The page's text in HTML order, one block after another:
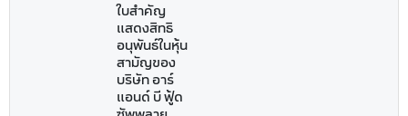
ใบสำคัญ
แสดงสิทธิ
อนุพันธ์ในหุ้น
สามัญของ
บริษัท อาร์
แอนด์ บี ฟู้ด